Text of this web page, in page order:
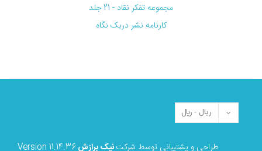
مجموعه تفکر نقاد - 21 جلد
کارنامه نشر دریک نگاه
طراحی و پشتیبانی توسط شرکتنیک برازشVersion 11.14.36